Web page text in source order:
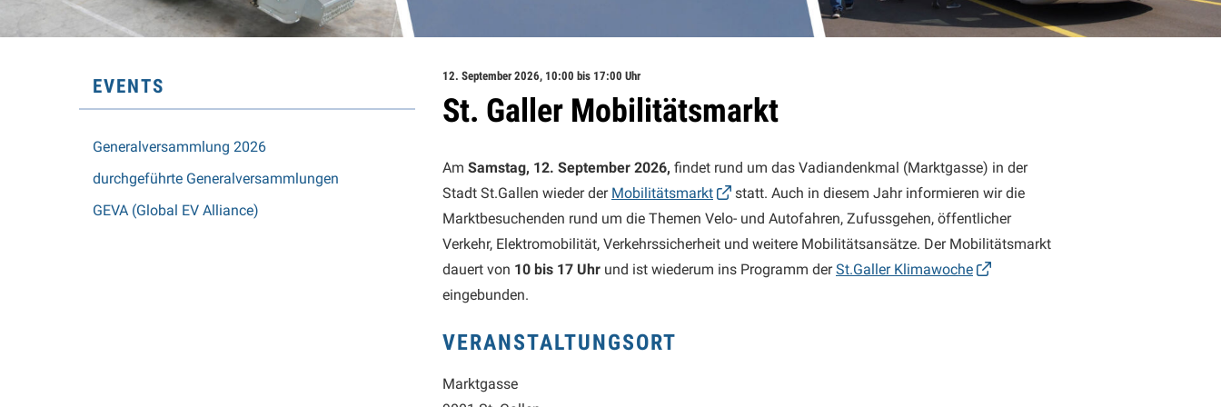
SUBNAVIGATION
EVENTS
Generalversammlung 2026
durchgeführte Generalversammlungen
GEVA (Global EV Alliance)
St. Galler Mobilitätsmarkt
12. September 2026, 10:00 bis 17:00 Uhr
Am Samstag, 12. September 2026, findet rund um das Vadiandenkmal (Marktgasse) in der
Stadt St.Gallen wieder der Mobilitätsmarkt
statt. Auch in diesem Jahr informieren wir die
Marktbesuchenden rund um die Themen Velo- und Autofahren, Zufussgehen, öffentlicher
Verkehr, Elektromobilität, Verkehrssicherheit und weitere Mobilitätsansätze. Der Mobilitätsmarkt
dauert von 10 bis 17 Uhr und ist wiederum ins Programm derSt.Galler Klimawoche
eingebunden.
VERANSTALTUNGSORT
Marktgasse